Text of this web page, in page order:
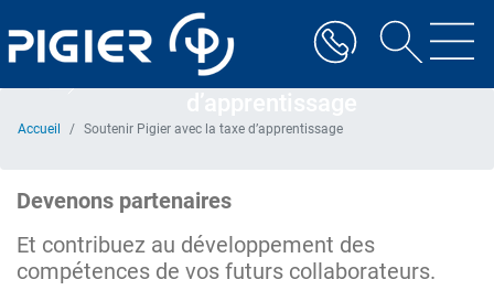
au
contenu
Soutenir Pigier avec la taxe
Accueil Soutenir Pigier avec la taxe d’apprentissage
Devenons partenaires
Et contribuez au développement des
compétences de vos futurs collaborateurs.